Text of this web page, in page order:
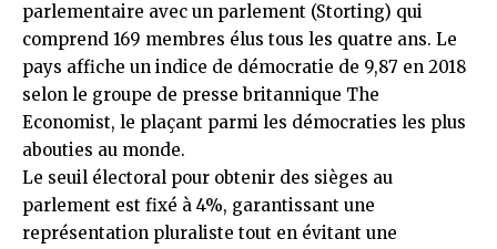
parlementaire avec un parlement (Storting) qui
comprend 169 membres élus tous les quatre ans. Le
pays affiche un indice de démocratie de 9,87 en 2018
selon le groupe de presse britannique The
Economist, le plaçant parmi les démocraties les plus
abouties au monde.
Le seuil électoral pour obtenir des sièges au
parlement est fixé à 4%, garantissant une
représentation pluraliste tout en évitant une